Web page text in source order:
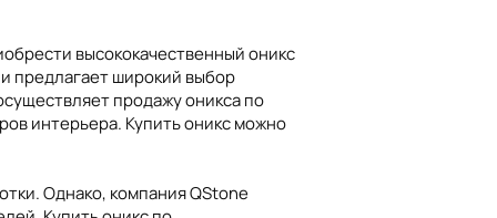
высококачественный оникс
предлагает широкий выбор
продажу оникса по
интерьера. Купить оникс можно
Однако, компания QStone